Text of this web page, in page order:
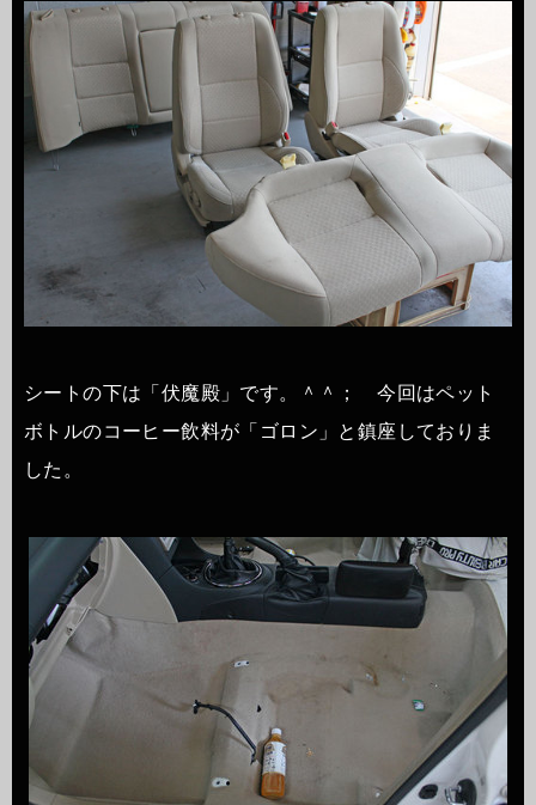
シートの下は「伏魔殿」です。＾＾； 今回はペット
ボトルのコーヒー飲料が「ゴロン」と鎮座しておりま
した。